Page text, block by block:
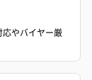
やバイヤー厳